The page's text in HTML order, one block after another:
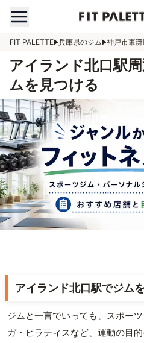
FIT PALETTE 兵庫県のジム 神戸市東
アイランド北口駅
ムを見つける
アイランド北口駅でジム
ジムと一言でいっても、スポー
ガ・ピラティスなど、運動の目